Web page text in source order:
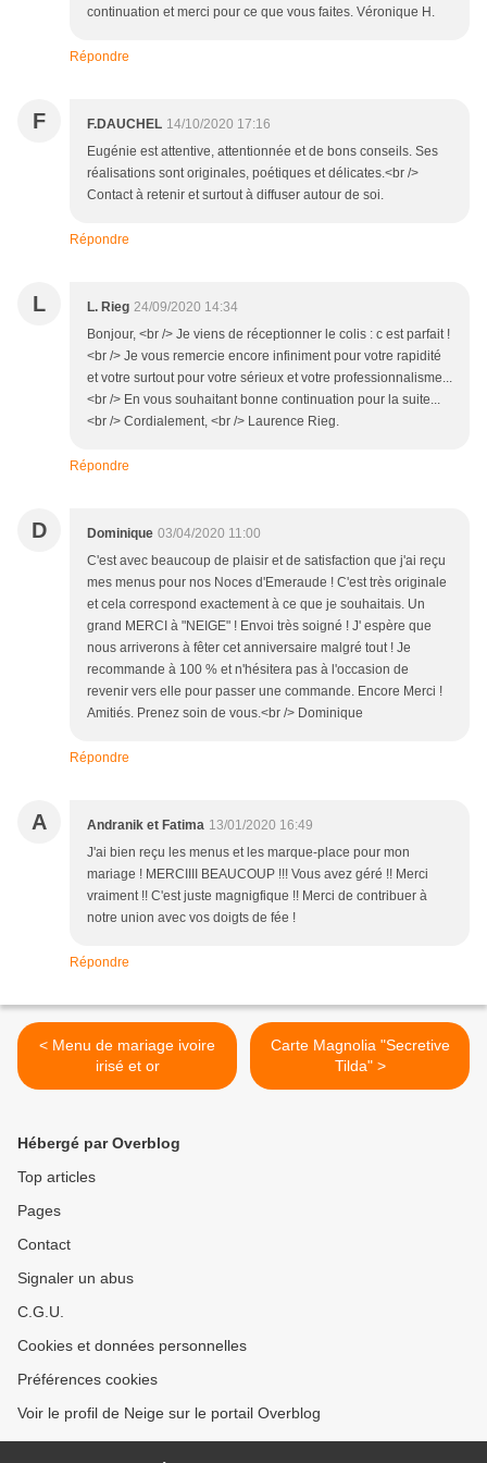
continuation et merci pour ce que vous faites. Véronique H.
Répondre
F F.DAUCHEL 14/10/2020 17:16
Eugénie est attentive, attentionnée et de bons conseils. Ses
réalisations sont originales, poétiques et délicates.<br />
Contact à retenir et surtout à diffuser autour de soi.
Répondre
L L. Rieg 24/09/2020 14:34
Bonjour, <br /> Je viens de réceptionner le colis : c est parfait !
<br /> Je vous remercie encore infiniment pour votre rapidité
et votre surtout pour votre sérieux et votre professionnalisme...
<br /> En vous souhaitant bonne continuation pour la suite...
<br /> Cordialement, <br /> Laurence Rieg.
Répondre
D Dominique 03/04/2020 11:00
C'est avec beaucoup de plaisir et de satisfaction que j'ai reçu
mes menus pour nos Noces d'Emeraude ! C'est très originale
et cela correspond exactement à ce que je souhaitais. Un
grand MERCI à "NEIGE" ! Envoi très soigné ! J' espère que
nous arriverons à fêter cet anniversaire malgré tout ! Je
recommande à 100 % et n'hésitera pas à l'occasion de
revenir vers elle pour passer une commande. Encore Merci !
Amitiés. Prenez soin de vous.<br /> Dominique
Répondre
A Andranik et Fatima 13/01/2020 16:49
J'ai bien reçu les menus et les marque-place pour mon
mariage ! MERCIIII BEAUCOUP !!! Vous avez géré !! Merci
vraiment !! C'est juste magnigfique !! Merci de contribuer à
notre union avec vos doigts de fée !
Répondre
< Menu de mariage ivoire
irisé et or
Carte Magnolia "Secretive
Tilda" >
Hébergé par Overblog
Top articles
Pages
Contact
Signaler un abus
C.G.U.
Cookies et données personnelles
Préférences cookies
Voir le profil de Neige sur le portail Overblog